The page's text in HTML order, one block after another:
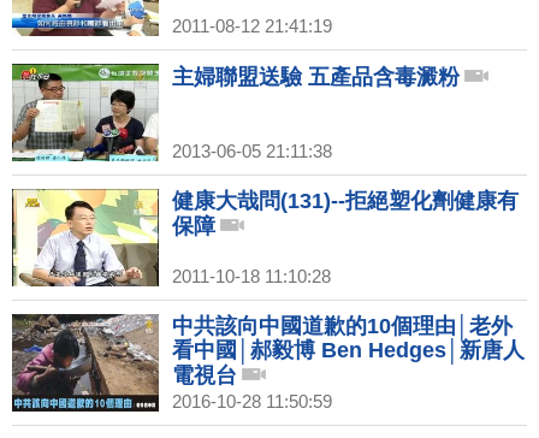
2011-08-12 21:41:19
主婦聯盟送驗 五產品含毒澱粉
2013-06-05 21:11:38
健康大哉問(131)--拒絕塑化劑健康有
保障
2011-10-18 11:10:28
中共該向中國道歉的10個理由│老外
看中國│郝毅博 Ben Hedges│新唐人
電視台
2016-10-28 11:50:59